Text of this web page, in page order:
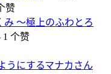
赞
～極上のふわとろ
1 个赞
うにするマナカさん